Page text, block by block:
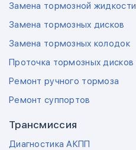
Замена тормозной жидкости
Замена тормозных дисков
Замена тормозных колодок
Проточка тормозных дисков
Ремонт ручного тормоза
Ремонт суппортов
Трансмиссия
Диагностика АКПП